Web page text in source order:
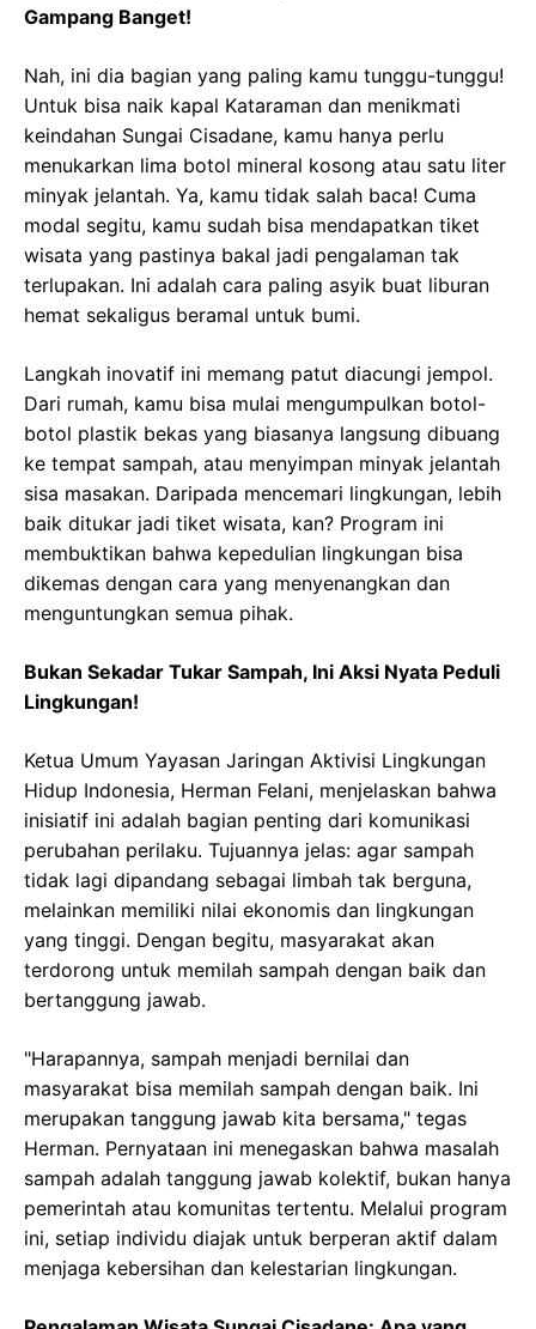
Gampang Banget!
Nah, ini dia bagian yang paling kamu tunggu-tunggu!
Untuk bisa naik kapal Kataraman dan menikmati
keindahan Sungai Cisadane, kamu hanya perlu
menukarkan lima botol mineral kosong atau satu liter
minyak jelantah. Ya, kamu tidak salah baca! Cuma
modal segitu, kamu sudah bisa mendapatkan tiket
wisata yang pastinya bakal jadi pengalaman tak
terlupakan. Ini adalah cara paling asyik buat liburan
hemat sekaligus beramal untuk bumi.
Langkah inovatif ini memang patut diacungi jempol.
Dari rumah, kamu bisa mulai mengumpulkan botol-
botol plastik bekas yang biasanya langsung dibuang
ke tempat sampah, atau menyimpan minyak jelantah
sisa masakan. Daripada mencemari lingkungan, lebih
baik ditukar jadi tiket wisata, kan? Program ini
membuktikan bahwa kepedulian lingkungan bisa
dikemas dengan cara yang menyenangkan dan
menguntungkan semua pihak.
Bukan Sekadar Tukar Sampah, Ini Aksi Nyata Peduli
Lingkungan!
Ketua Umum Yayasan Jaringan Aktivisi Lingkungan
Hidup Indonesia, Herman Felani, menjelaskan bahwa
inisiatif ini adalah bagian penting dari komunikasi
perubahan perilaku. Tujuannya jelas: agar sampah
tidak lagi dipandang sebagai limbah tak berguna,
melainkan memiliki nilai ekonomis dan lingkungan
yang tinggi. Dengan begitu, masyarakat akan
terdorong untuk memilah sampah dengan baik dan
bertanggung jawab.
"Harapannya, sampah menjadi bernilai dan
masyarakat bisa memilah sampah dengan baik. Ini
merupakan tanggung jawab kita bersama," tegas
Herman. Pernyataan ini menegaskan bahwa masalah
sampah adalah tanggung jawab kolektif, bukan hanya
pemerintah atau komunitas tertentu. Melalui program
ini, setiap individu diajak untuk berperan aktif dalam
menjaga kebersihan dan kelestarian lingkungan.